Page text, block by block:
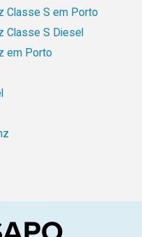
Classe S em Porto
Classe S Diesel
em Porto